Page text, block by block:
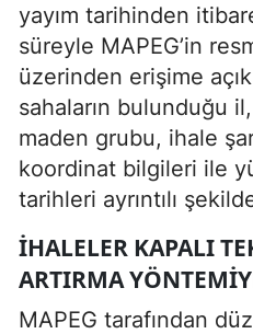
yayım tarihinden
süreyle MAPEG’in
üzerinden erişime
sahaların bulunduğu
maden grubu, ihale
koordinat bilgileri ile
tarihleri ayrıntılı
İHALELER KAPALI
ARTIRMA
MAPEG tarafından